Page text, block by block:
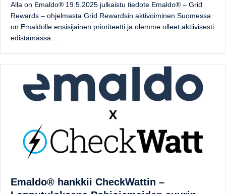
Alla on Emaldo® 19.5.2025 julkaistu tiedote Emaldo® – Grid
Rewards – ohjelmasta Grid Rewardsin aktivoiminen Suomessa
on Emaldolle ensisijainen prioriteetti ja olemme olleet aktiivisesti
edistämässä…
Emaldo® hankkii CheckWattin –